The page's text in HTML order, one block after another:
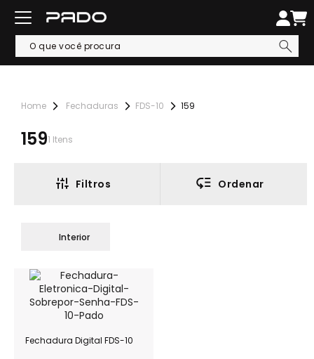
Fechaduras FDS-10 159
1591 Itens
Filtros Ordenar
Interior
Fechadura Digital FDS-10